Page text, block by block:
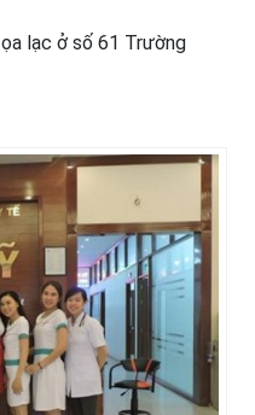
lạc ở số 61 Trường